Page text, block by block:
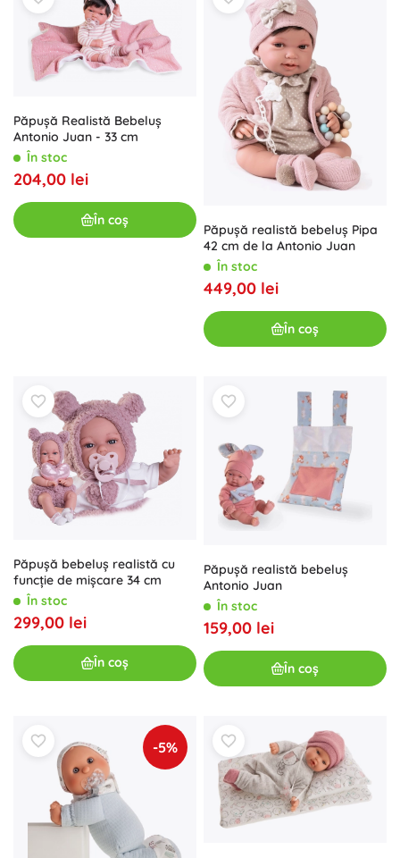
Păpușă Realistă Bebeluș
Antonio Juan - 33 cm
În stoc
204,00 lei
În coș
Păpușă realistă bebeluș Pipa
42 cm de la Antonio Juan
În stoc
449,00 lei
În coș
Păpușă bebeluș realistă cu
funcție de mișcare 34 cm
În stoc
299,00 lei
În coș
Păpușă realistă bebeluș
Antonio Juan
În stoc
159,00 lei
În coș
-5%